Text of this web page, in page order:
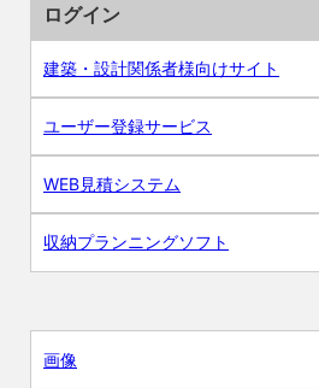
ログイン
建築・設計関係者様向けサイト
ユーザー登録サービス
WEB見積システム
収納プランニングソフト
画像